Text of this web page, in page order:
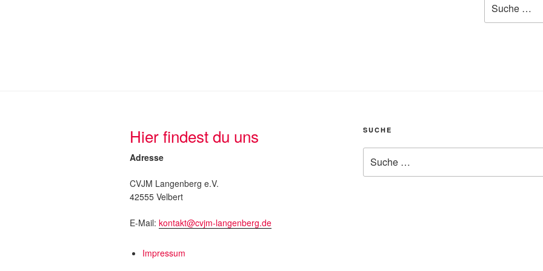
nach:
Hier findest du uns
Adresse
CVJM Langenberg e.V.
42555 Velbert
E-Mail: kontakt@cvjm-langenberg.de
Impressum
SUCHE
nach: